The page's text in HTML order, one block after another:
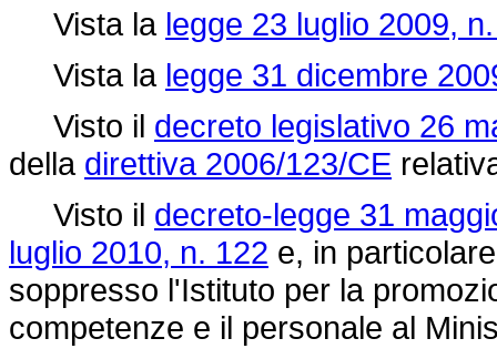
Vista la legge 23 luglio 2009,
Vista la legge 31 dicembre
Visto il decreto legislativo 26
della direttiva 2006/123/CE
Visto il decreto-legge 31
luglio 2010, n. 122 e, in
soppresso l'Istituto per la
competenze e il personale al